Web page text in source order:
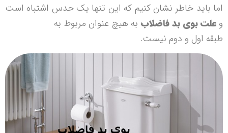
اما باید خاطر نشان کنیم که این تنها یک حدس اشتباه است
و علت بوی بد فاضلاب به هیچ عنوان مربوط به
طبقه اول و دوم نیست.